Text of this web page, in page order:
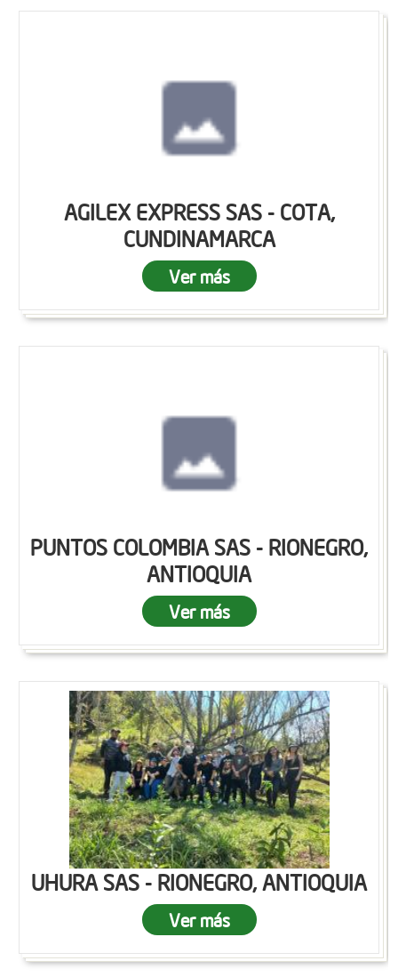
AGILEX EXPRESS SAS - COTA,
CUNDINAMARCA
Ver más
PUNTOS COLOMBIA SAS - RIONEGRO,
ANTIOQUIA
Ver más
UHURA SAS - RIONEGRO, ANTIOQUIA
Ver más